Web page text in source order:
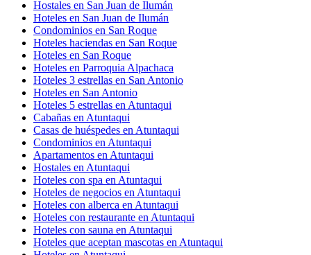
Hostales en San Juan de Ilumán
Hoteles en San Juan de Ilumán
Condominios en San Roque
Hoteles haciendas en San Roque
Hoteles en San Roque
Hoteles en Parroquia Alpachaca
Hoteles 3 estrellas en San Antonio
Hoteles en San Antonio
Hoteles 5 estrellas en Atuntaqui
Cabañas en Atuntaqui
Casas de huéspedes en Atuntaqui
Condominios en Atuntaqui
Apartamentos en Atuntaqui
Hostales en Atuntaqui
Hoteles con spa en Atuntaqui
Hoteles de negocios en Atuntaqui
Hoteles con alberca en Atuntaqui
Hoteles con restaurante en Atuntaqui
Hoteles con sauna en Atuntaqui
Hoteles que aceptan mascotas en Atuntaqui